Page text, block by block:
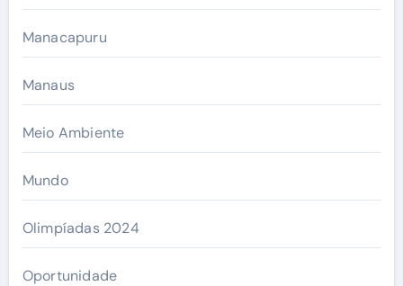
Manacapuru
Manaus
Meio Ambiente
Mundo
Olimpíadas 2024
Oportunidade